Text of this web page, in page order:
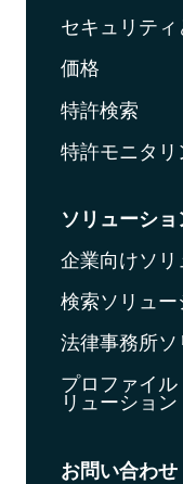
セキュリテ
価格
特許検索
特許モニタ
ソリューショ
企業向けソ
検索ソリュー
法律事務所
プロファイ
リューション
お問い合わせ